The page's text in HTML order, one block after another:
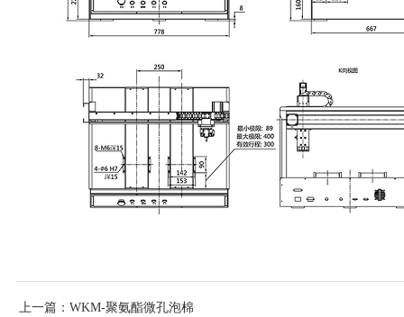
上一篇：WKM-聚氨酯微孔泡棉